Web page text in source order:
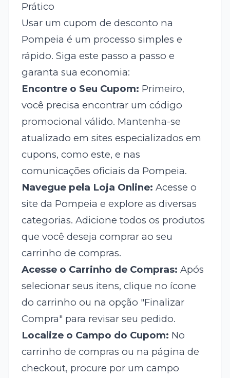
Prático
Usar um cupom de desconto na
Pompeia é um processo simples e
rápido. Siga este passo a passo e
garanta sua economia:
Encontre o Seu Cupom: Primeiro,
você precisa encontrar um código
promocional válido. Mantenha-se
atualizado em sites especializados em
cupons, como este, e nas
comunicações oficiais da Pompeia.
Navegue pela Loja Online: Acesse o
site da Pompeia e explore as diversas
categorias. Adicione todos os produtos
que você deseja comprar ao seu
carrinho de compras.
Acesse o Carrinho de Compras: Após
selecionar seus itens, clique no ícone
do carrinho ou na opção "Finalizar
Compra" para revisar seu pedido.
Localize o Campo do Cupom: No
carrinho de compras ou na página de
checkout, procure por um campo